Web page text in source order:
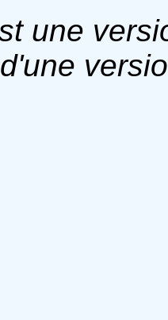
une